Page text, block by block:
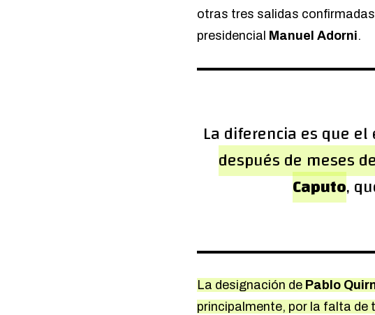
otras tres salidas
presidencial Manuel Adorni.
La diferencia es que
después de meses
Caputo,
La designación de Pablo
principalmente, por la falta de